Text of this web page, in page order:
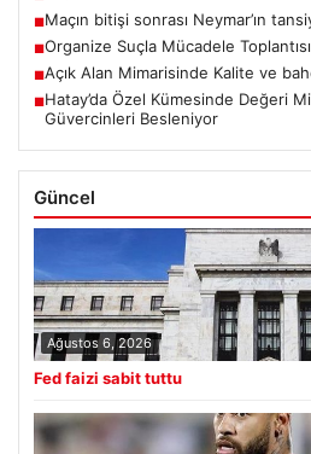
■Maçın bitişi sonrası Neymar’ın
■Organize Suçla Mücadele
■Açık Alan Mimarisinde Kalite ve
■Hatay’da Özel Kümesinde Değeri
Güvercinleri Besleniyor
Güncel
Ağustos 6, 2026
Fed faizi sabit tuttu